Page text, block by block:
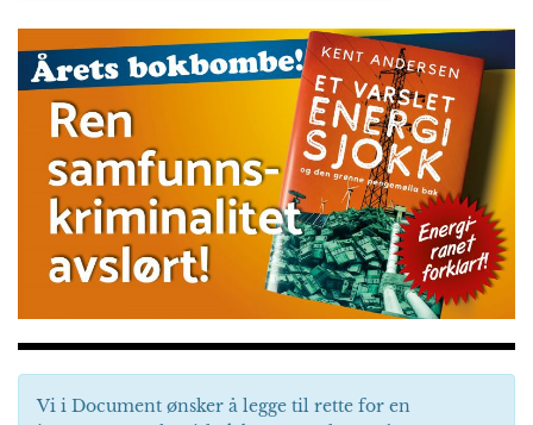
Vi i Document ønsker å legge til rette for en